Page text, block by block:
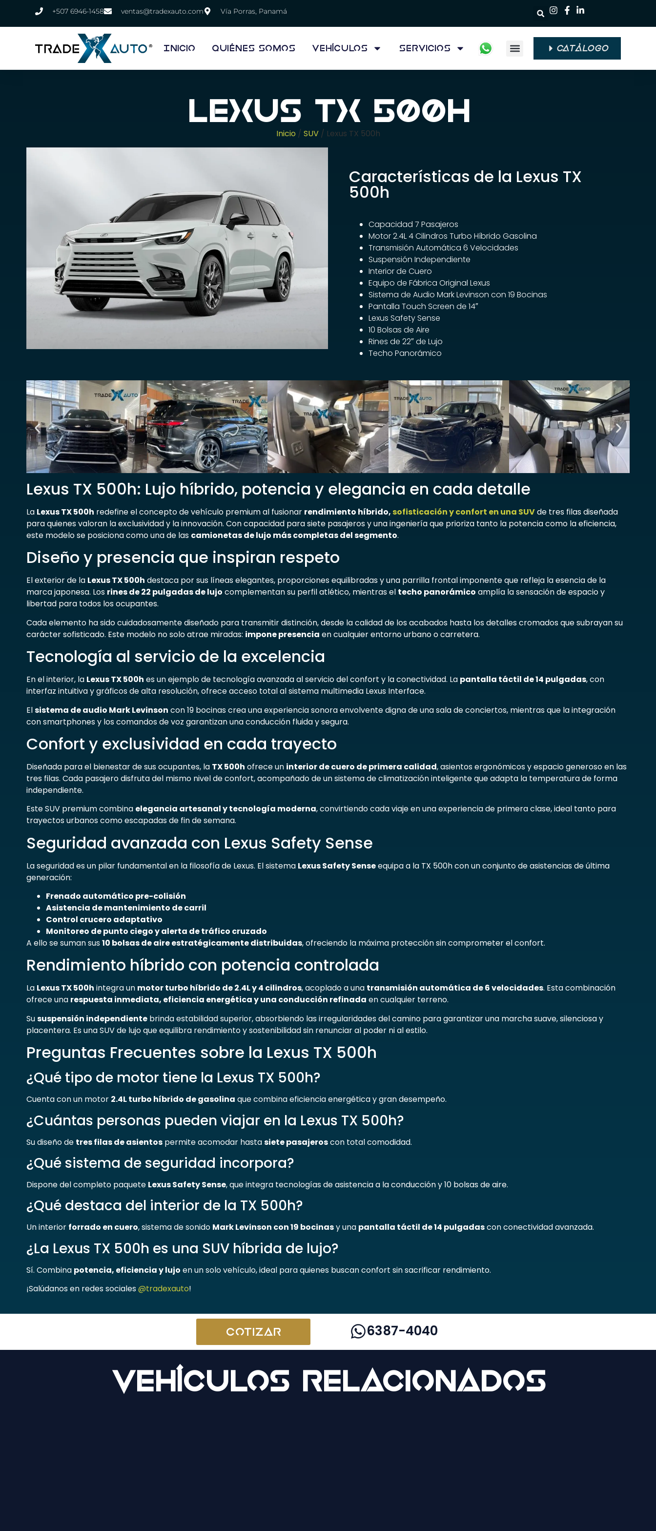
+507 6946-1458 ventas@tradexauto.com Vía Porras, Panamá
Inicio Quiénes Somos Vehículos Servicios CATÁLOGO
Lexus TX 500h
Inicio / SUV/ Lexus TX 500h
Características de la Lexus TX
500h
Capacidad 7 Pasajeros
Motor 2.4L 4 Cilindros Turbo Híbrido Gasolina
Transmisión Automática 6 Velocidades
Suspensión Independiente
Interior de Cuero
Equipo de Fábrica Original Lexus
Sistema de Audio Mark Levinson con 19 Bocinas
Pantalla Touch Screen de 14″
Lexus Safety Sense
10 Bolsas de Aire
Rines de 22″ de Lujo
Techo Panorámico
Lexus TX 500h: Lujo híbrido, potencia y elegancia en cada detalle
La Lexus TX 500h redefine el concepto de vehículo premium al fusionar rendimiento híbrido, sofisticación y confort en una SUVde tres filas diseñada
para quienes valoran la exclusividad y la innovación. Con capacidad para siete pasajeros y una ingeniería que prioriza tanto la potencia como la eficiencia,
este modelo se posiciona como una de las camionetas de lujo más completas del segmento.
Diseño y presencia que inspiran respeto
El exterior de la Lexus TX 500h destaca por sus líneas elegantes, proporciones equilibradas y una parrilla frontal imponente que refleja la esencia de la
marca japonesa. Los rines de 22 pulgadas de lujo complementan su perfil atlético, mientras el techo panorámico amplía la sensación de espacio y
libertad para todos los ocupantes.
Cada elemento ha sido cuidadosamente diseñado para transmitir distinción, desde la calidad de los acabados hasta los detalles cromados que subrayan su
carácter sofisticado. Este modelo no solo atrae miradas: impone presencia en cualquier entorno urbano o carretera.
Tecnología al servicio de la excelencia
En el interior, la Lexus TX 500h es un ejemplo de tecnología avanzada al servicio del confort y la conectividad. La pantalla táctil de 14 pulgadas, con
interfaz intuitiva y gráficos de alta resolución, ofrece acceso total al sistema multimedia Lexus Interface.
Elsistema de audio Mark Levinson con 19 bocinas crea una experiencia sonora envolvente digna de una sala de conciertos, mientras que la integración
con smartphones y los comandos de voz garantizan una conducción fluida y segura.
Confort y exclusividad en cada trayecto
Diseñada para el bienestar de sus ocupantes, la TX 500h ofrece un interior de cuero de primera calidad, asientos ergonómicos y espacio generoso en las
tres filas. Cada pasajero disfruta del mismo nivel de confort, acompañado de un sistema de climatización inteligente que adapta la temperatura de forma
independiente.
Este SUV premium combina elegancia artesanal y tecnología moderna, convirtiendo cada viaje en una experiencia de primera clase, ideal tanto para
trayectos urbanos como escapadas de fin de semana.
Seguridad avanzada con Lexus Safety Sense
La seguridad es un pilar fundamental en la filosofía de Lexus. El sistema Lexus Safety Senseequipa a la TX 500h con un conjunto de asistencias de última
generación:
Frenado automático pre-colisión
Asistencia de mantenimiento de carril
Control crucero adaptativo
Monitoreo de punto ciego y alerta de tráfico cruzado
A ello se suman sus10 bolsas de aire estratégicamente distribuidas, ofreciendo la máxima protección sin comprometer el confort.
Rendimiento híbrido con potencia controlada
La Lexus TX 500h integra un motor turbo híbrido de 2.4L y 4 cilindros, acoplado a una transmisión automática de 6 velocidades. Esta combinación
ofrece una respuesta inmediata, eficiencia energética y una conducción refinada en cualquier terreno.
Sususpensión independientebrinda estabilidad superior, absorbiendo las irregularidades del camino para garantizar una marcha suave, silenciosa y
placentera. Es una SUV de lujo que equilibra rendimiento y sostenibilidad sin renunciar al poder ni al estilo.
Preguntas Frecuentes sobre la Lexus TX 500h
¿Qué tipo de motor tiene la Lexus TX 500h?
Cuenta con un motor 2.4L turbo híbrido de gasolina que combina eficiencia energética y gran desempeño.
¿Cuántas personas pueden viajar en la Lexus TX 500h?
Su diseño de tres filas de asientospermite acomodar hastasiete pasajeroscon total comodidad.
¿Qué sistema de seguridad incorpora?
Dispone del completo paquete Lexus Safety Sense, que integra tecnologías de asistencia a la conducción y 10 bolsas de aire.
¿Qué destaca del interior de la TX 500h?
Un interior forrado en cuero, sistema de sonido Mark Levinson con 19 bocinasy una pantalla táctil de 14 pulgadascon conectividad avanzada.
¿La Lexus TX 500h es una SUV híbrida de lujo?
Sí. Combina potencia, eficiencia y lujo en un solo vehículo, ideal para quienes buscan confort sin sacrificar rendimiento.
¡Salúdanos en redes sociales@tradexauto!
Cotizar 6387-4040
Vehículos relacionados